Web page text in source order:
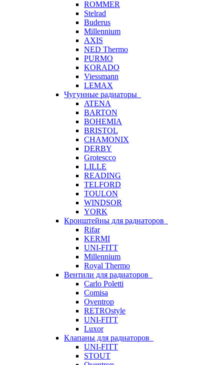
ROMMER
Stelrad
Buderus
Millennium
AXIS
NED Thermo
PURMO
KORADO
Viessmann
LEMAX
Чугунные радиаторы
ATENA
BARTON
BOHEMIA
BRISTOL
CHAMONIX
DERBY
Grotescco
LILLE
READING
TELFORD
TOULON
WINDSOR
YORK
Кронштейны для радиаторов
Rifar
KERMI
UNI-FITT
Millennium
Royal Thermo
Вентили для радиаторов
Carlo Poletti
Comisa
Oventrop
RETROstyle
UNI-FITT
Luxor
Клапаны для радиаторов
UNI-FITT
STOUT